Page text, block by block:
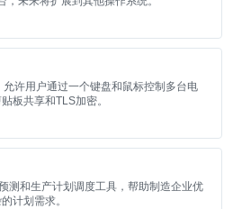
许用户通过一个键盘和鼠标控制多台电
板共享和TLS加密。
测和生产计划调度工具，帮助制造企业优
计划需求。